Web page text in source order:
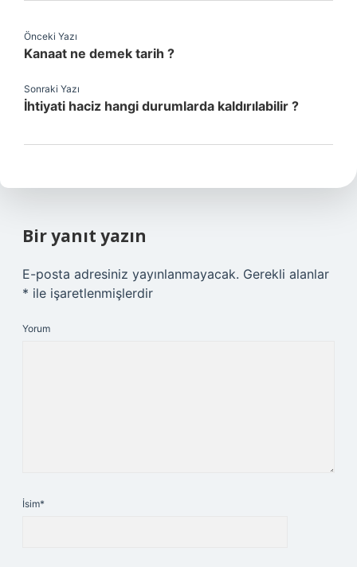
Önceki Yazı
Kanaat ne demek tarih ?
Sonraki Yazı
İhtiyati haciz hangi durumlarda kaldırılabilir ?
Bir yanıt yazın
E-posta adresiniz yayınlanmayacak. Gerekli alanlar
* ile işaretlenmişlerdir
Yorum
İsim*